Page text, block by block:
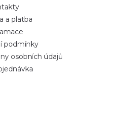
a platba
podmínky
osobních údajů